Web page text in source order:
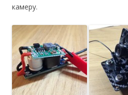
камеру.